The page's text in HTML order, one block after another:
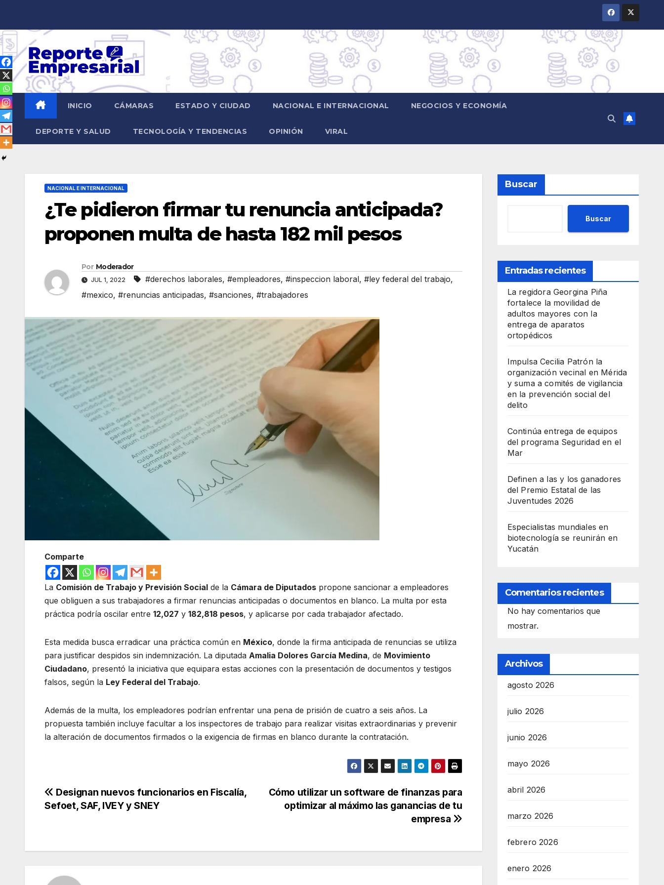
contenido
INICIO CÁMARAS ESTADO Y CIUDAD NACIONAL E INTERNACIONAL NEGOCIOS Y ECONOMÍA
DEPORTE Y SALUD TECNOLOGÍA Y TENDENCIAS OPINIÓN VIRAL
NACIONAL E INTERNACIONAL
¿Te pidieron firmar tu renuncia anticipada?
proponen multa de hasta 182 mil pesos
Por Moderador
JUL 1, 2022 #derechos laborales, #empleadores, #inspeccion laboral, #ley federal del trabajo,
#mexico, #renuncias anticipadas, #sanciones, #trabajadores
Comparte
La Comisión de Trabajo y Previsión Social de la Cámara de Diputados propone sancionar a empleadores
que obliguen a sus trabajadores a firmar renuncias anticipadas o documentos en blanco. La multa por esta
práctica podría oscilar entre 12,027 y 182,818 pesos, y aplicarse por cada trabajador afectado.
Esta medida busca erradicar una práctica común en México, donde la firma anticipada de renuncias se utiliza
para justificar despidos sin indemnización. La diputada Amalia Dolores García Medina, de Movimiento
Ciudadano, presentó la iniciativa que equipara estas acciones con la presentación de documentos y testigos
falsos, según la Ley Federal del Trabajo.
Además de la multa, los empleadores podrían enfrentar una pena de prisión de cuatro a seis años. La
propuesta también incluye facultar a los inspectores de trabajo para realizar visitas extraordinarias y prevenir
la alteración de documentos firmados o la exigencia de firmas en blanco durante la contratación.
Navegación
Cómo utilizar un software de finanzas para
optimizar al máximo las ganancias de tu
empresa
Designan nuevos funcionarios en Fiscalía,
Sefoet, SAF, IVEY y SNEY
Buscar
Buscar
Entradas recientes
La regidora Georgina Piña
fortalece la movilidad de
adultos mayores con la
entrega de aparatos
ortopédicos
Impulsa Cecilia Patrón la
organización vecinal en Mérida
y suma a comités de vigilancia
en la prevención social del
delito
Continúa entrega de equipos
del programa Seguridad en el
Mar
Definen a las y los ganadores
del Premio Estatal de las
Juventudes 2026
Especialistas mundiales en
biotecnología se reunirán en
Yucatán
Comentarios recientes
No hay comentarios que
mostrar.
Archivos
agosto 2026
julio 2026
junio 2026
mayo 2026
abril 2026
marzo 2026
febrero 2026
enero 2026